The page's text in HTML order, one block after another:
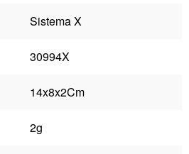
Sistema X
30994X
14x8x2Cm
2g